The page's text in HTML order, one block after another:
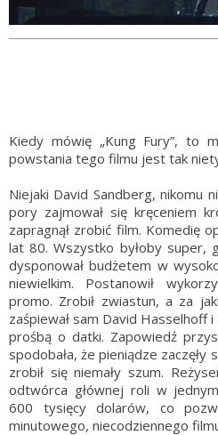
Kiedy mówię „Kung Fury”, to
powstania tego filmu jest tak
Niejaki David Sandberg, nikomu
pory zajmował się kręceniem
zapragnął zrobić film. Komedię
lat 80. Wszystko byłoby super,
dysponował budżetem w
niewielkim. Postanowił
promo. Zrobił zwiastun, a za
zaśpiewał sam David Hasselhoff
prośbą o datki. Zapowiedź
spodobała, że pieniądze zaczęły
zrobił się niemały szum.
odtwórca głównej roli w
600 tysięcy dolarów, co
minutowego, niecodziennego